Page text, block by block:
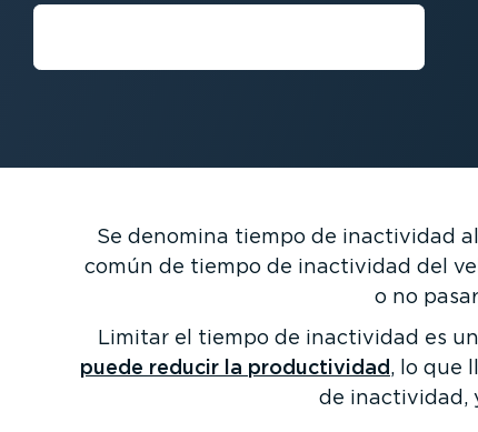
Se denomina tiempo de inactividad
común de tiempo de inactividad del
o no
Limitar el tiempo de inactividad es
puede reducir la produc­ti­vidad, lo que
de inactividad,